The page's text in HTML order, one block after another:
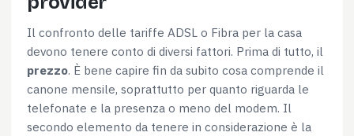
Il confronto delle tariffe ADSL o Fibra per la casa
devono tenere conto di diversi fattori. Prima di tutto, il
prezzo. È bene capire fin da subito cosa comprende il
canone mensile, soprattutto per quanto riguarda le
telefonate e la presenza o meno del modem. Il
secondo elemento da tenere in considerazione è la